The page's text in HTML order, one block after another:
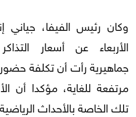
وكان رئيس الفيفا، جياني
الأربعاء عن أسعار
جماهيرية رأت أن تكلفة
مرتفعة للغاية، مؤكدا أن
تلك الخاصة بالأحداث